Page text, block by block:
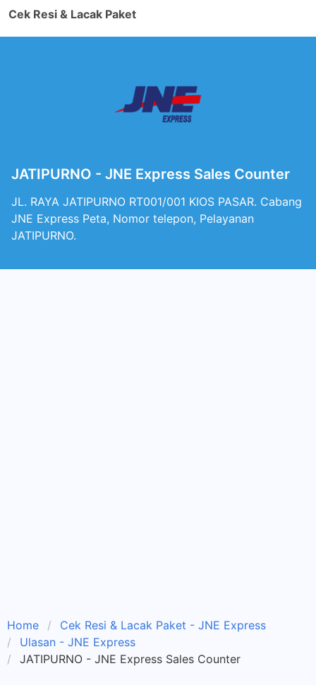
Cek Resi & Lacak Paket
JATIPURNO - JNE Express Sales Counter
JL. RAYA JATIPURNO RT001/001 KIOS PASAR. Cabang
JNE Express Peta, Nomor telepon, Pelayanan
JATIPURNO.
Home
Cek Resi & Lacak Paket - JNE Express
Ulasan - JNE Express
JATIPURNO - JNE Express Sales Counter